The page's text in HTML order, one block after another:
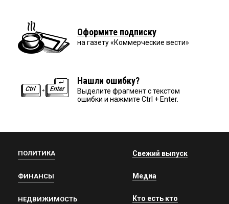
Оформите подписку
на газету «Коммерческие вести»
Нашли ошибку?
Выделите фрагмент с текстом
ошибки и нажмите Ctrl + Enter.
ПОЛИТИКА
ФИНАНСЫ
НЕДВИЖИМОСТЬ
Свежий выпуск
Медиа
Кто есть кто